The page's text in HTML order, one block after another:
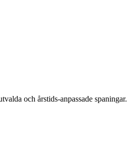
och årstids-anpassade spaningar.